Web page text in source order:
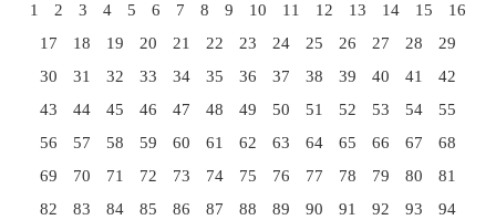
1 2 3 4 5 6 7 8 9 10 11 12 13 14 15
16
17
18 19 20 21 22 23 24 25 26 27 28
29
30
31 32 33 34 35 36 37 38 39 40 41
42
43
44 45 46 47 48 49 50 51 52 53 54
55
56
57 58 59 60 61 62 63 64 65 66 67
68
69
70 71 72 73 74 75 76 77 78 79 80
81
82
83 84 85 86 87 88 89 90 91 92 93
94